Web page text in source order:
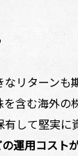
リターンも
含む海外
して堅実に
運用コスト